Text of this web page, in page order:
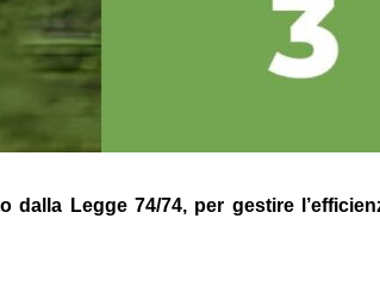
dalla Legge 74/74, per gestire